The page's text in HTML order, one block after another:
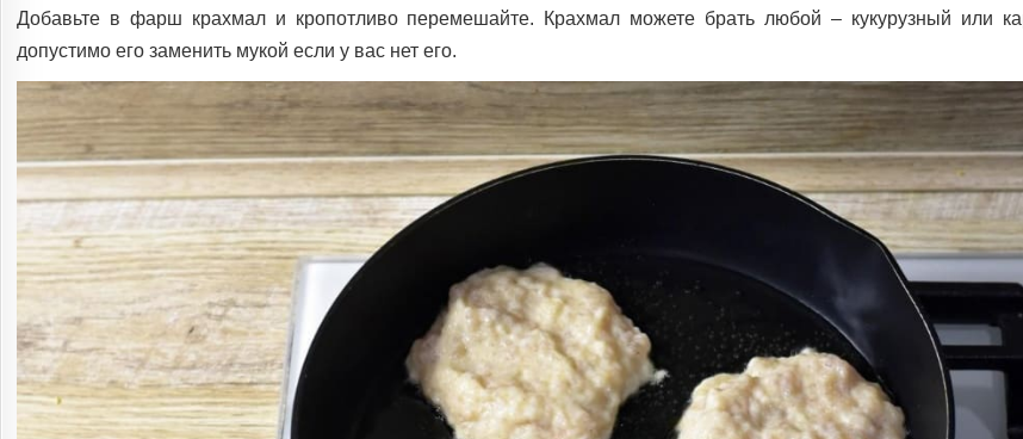
Добавьте в фарш крахмал и кропотливо перемешайте. Крахмал можете брать любой – кукурузный или
допустимо его заменить мукой если у вас нет его.